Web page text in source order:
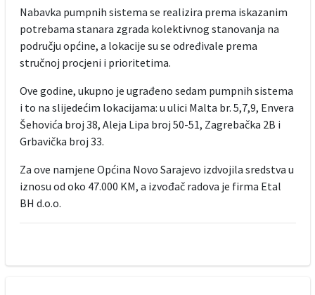
Nabavka pumpnih sistema se realizira prema iskazanim
potrebama stanara zgrada kolektivnog stanovanja na
području općine, a lokacije su se određivale prema
stručnoj procjeni i prioritetima.
Ove godine, ukupno je ugrađeno sedam pumpnih sistema
i to na slijedećim lokacijama: u ulici Malta br. 5,7,9, Envera
Šehovića broj 38, Aleja Lipa broj 50-51, Zagrebačka 2B i
Grbavička broj 33.
Za ove namjene Općina Novo Sarajevo izdvojila sredstva u
iznosu od oko 47.000 KM, a izvođač radova je firma Etal
BH d.o.o.